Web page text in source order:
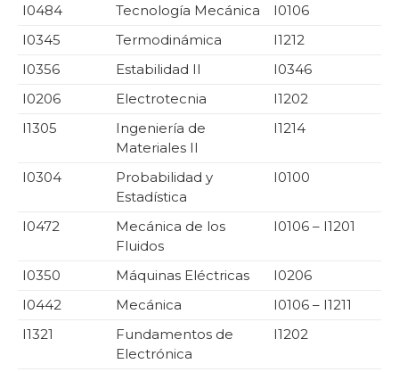
I0484 Tecnología Mecánica
I0106
I0345
Termodinámica
I1212
I0356
Estabilidad II
I0346
I0206
Electrotecnia
I1202
I1305
Ingeniería de
Materiales II
I1214
I0304
Probabilidad y
Estadística
I0100
I0472
Mecánica de los
Fluidos
I0106 – I1201
I0350 Máquinas Eléctricas
I0206
I0442
Mecánica
I0106 – I1211
I1321
Fundamentos de
Electrónica
I1202